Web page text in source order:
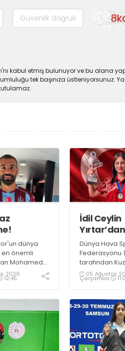
kabul etmiş bulunuyor ve bu alana
tek başınıza üstleniyorsunuz.
dünya
önemli
Mohamed
2026
12:45
İdil Ceylin
büyük
Dünya Hava
Federasyonu
tarafından
kentinde
temsil eden
sporcumuz
YIRTAR,
imza atarak
oldu.
05 Ağustos
Çarşamba